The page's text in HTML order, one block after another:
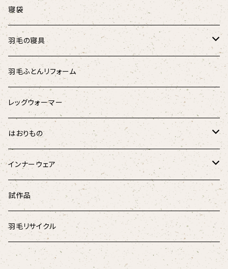
マリンストライプ
キッズ
パラリンアート
スウェード
チェック柄
ドット柄
和柄
デニム
キャットテント
オーガニックコットン肩あて
涼しげマスク（大人用）
涼しげマスク（キッズ･ジュニア用）
マスク用ひも
寝袋
羽毛の寝具
羽根のベッドパッド
羽根枕
羽毛掛けふとん
羽毛ふとんリフォーム
レッグウォーマー
はおりもの
はんてん
インナーウェア
ペチコート
腹巻き
試作品
羽毛リサイクル